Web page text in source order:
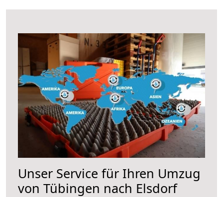
Unser Service für Ihren Umzug
von Tübingen nach Elsdorf